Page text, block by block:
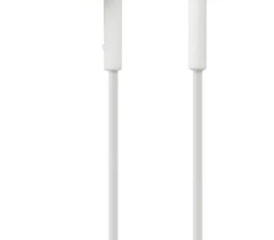
mm:n neodyymielementit tuottavat dynaamisen äänen 5–24 000